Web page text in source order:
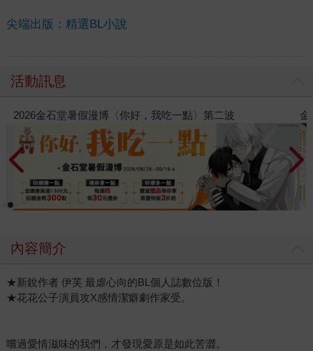
尖端出版：精選BL小說
活動訊息
金石堂2026海外優惠：電子書
內容簡介
★新銳作者 伊芙 最虐心向的BL個人誌數位版！
★花花公子演員攻X感情潔癖劇作家受。
嚐過愛情滋味的我們，才發現愛原是如此苦澀。